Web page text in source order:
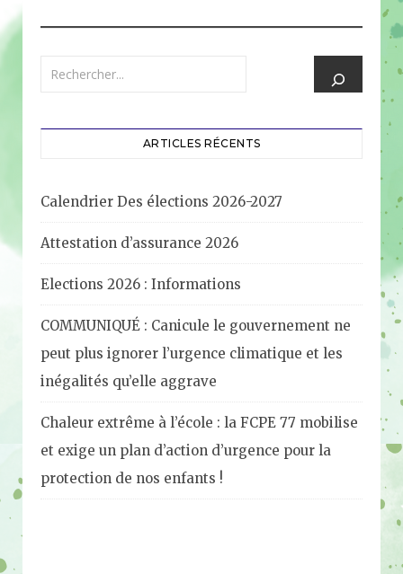
ARTICLES RÉCENTS
Calendrier Des élections 2026-2027
Attestation d’assurance 2026
Elections 2026 : Informations
COMMUNIQUÉ : Canicule le gouvernement ne
peut plus ignorer l’urgence climatique et les
inégalités qu’elle aggrave
Chaleur extrême à l’école : la FCPE 77 mobilise
et exige un plan d’action d’urgence pour la
protection de nos enfants !